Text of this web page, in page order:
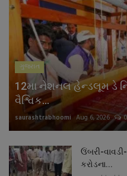
ગુજરાત
12મા નેશનલ હેન્ડલૂમ ડે
વૈશ્વિક...
saurashtrabhoomi Aug 6, 2026 0
ઉંબરી-
કરોડના...